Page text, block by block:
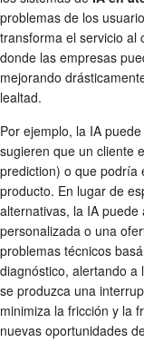
problemas de los
transforma el servicio al
donde las empresas
mejorando
lealtad.
Por ejemplo, la IA
sugieren que un cliente
prediction) o que podría
producto. En lugar de
alternativas, la IA
personalizada o una
problemas técnicos
diagnóstico, alertando a
se produzca una
minimiza la fricción y la
nuevas oportunidades